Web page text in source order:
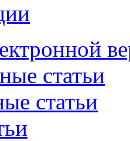
статьи
статьи